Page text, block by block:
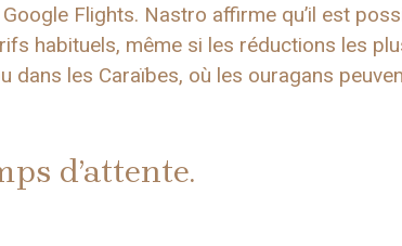
Flights. Nastro affirme qu’il est
habituels, même si les réductions les
dans les Caraïbes, où les ouragans
d’attente.